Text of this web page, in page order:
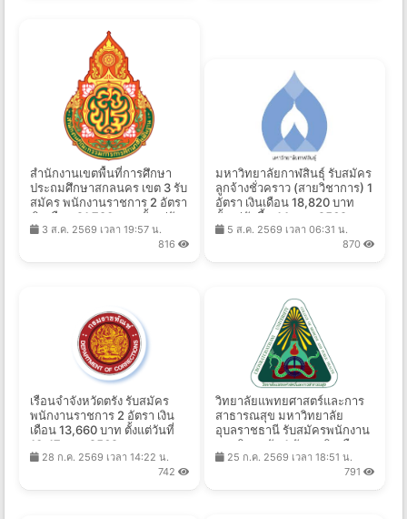
สำนักงานเขตพื้นที่การศึกษา
ประถมศึกษาสกลนคร เขต 3 รับ
สมัคร พนักงานราชการ 2 อัตรา
เงินเดือน 21,780 บาท ตั้งแต่วัน
ที่ 10-14 ส.ค. 2569
3 ส.ค. 2569 เวลา 19:57 น.
816
มหาวิทยาลัยกาฬสินธุ์ รับสมัคร
ลูกจ้างชั่วคราว (สายวิชาการ) 1
อัตรา เงินเดือน 18,820 บาท
ตั้งแต่บัดนี้ - 14 ส.ค. 2569
5 ส.ค. 2569 เวลา 06:31 น.
870
เรือนจำจังหวัดตรัง รับสมัคร
พนักงานราชการ 2 อัตรา เงิน
เดือน 13,660 บาท ตั้งแต่วันที่
10-17 ส.ค. 2569
28 ก.ค. 2569 เวลา 14:22 น.
742
วิทยาลัยแพทยศาสตร์และการ
สาธารณสุข มหาวิทยาลัย
อุบลราชธานี รับสมัครพนักงาน
มหาวิทยาลัย 1 อัตรา เงินเดือน
33,600 บาท ตั้งแต่บัดนี้ - 14
25 ก.ค. 2569 เวลา 18:51 น.
791